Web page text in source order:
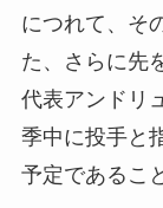
につれて、そ
た、さらに先
代表アンドリ
季中に投手と
予定であるこ